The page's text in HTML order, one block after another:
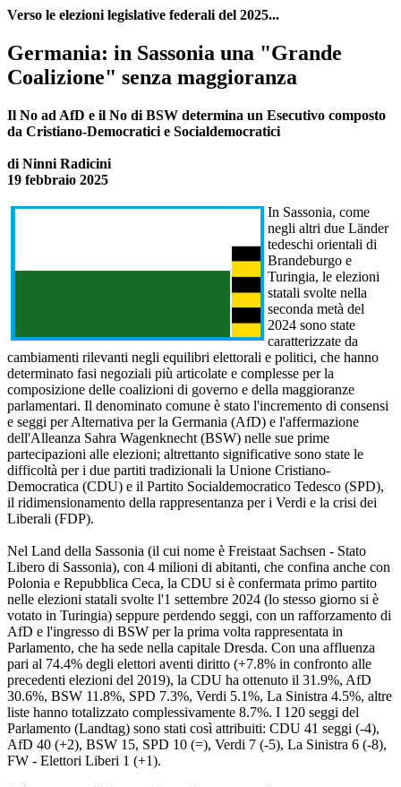
Verso le elezioni legislative federali del 2025...
Germania: in Sassonia una "Grande
Coalizione" senza maggioranza
Il No ad AfD e il No di BSW determina un Esecutivo composto
da Cristiano-Democratici e Socialdemocratici
di Ninni Radicini
19 febbraio 2025
In Sassonia, come
negli altri due Länder
tedeschi orientali di
Brandeburgo e
Turingia, le elezioni
statali svolte nella
seconda metà del
2024 sono state
caratterizzate da
cambiamenti rilevanti negli equilibri elettorali e politici, che hanno
determinato fasi negoziali più articolate e complesse per la
composizione delle coalizioni di governo e della maggioranze
parlamentari. Il denominato comune è stato l'incremento di consensi
e seggi per Alternativa per la Germania (AfD) e l'affermazione
dell'Alleanza Sahra Wagenknecht (BSW) nelle sue prime
partecipazioni alle elezioni; altrettanto significative sono state le
difficoltà per i due partiti tradizionali la Unione Cristiano-
Democratica (CDU) e il Partito Socialdemocratico Tedesco (SPD),
il ridimensionamento della rappresentanza per i Verdi e la crisi dei
Liberali (FDP).
Nel Land della Sassonia (il cui nome è Freistaat Sachsen - Stato
Libero di Sassonia), con 4 milioni di abitanti, che confina anche con
Polonia e Repubblica Ceca, la CDU si è confermata primo partito
nelle elezioni statali svolte l'1 settembre 2024 (lo stesso giorno si è
votato in Turingia) seppure perdendo seggi, con un rafforzamento di
AfD e l'ingresso di BSW per la prima volta rappresentata in
Parlamento, che ha sede nella capitale Dresda. Con una affluenza
pari al 74.4% degli elettori aventi diritto (+7.8% in confronto alle
precedenti elezioni del 2019), la CDU ha ottenuto il 31.9%, AfD
30.6%, BSW 11.8%, SPD 7.3%, Verdi 5.1%, La Sinistra 4.5%, altre
liste hanno totalizzato complessivamente 8.7%. I 120 seggi del
Parlamento (Landtag) sono stati così attribuiti: CDU 41 seggi (-4),
AfD 40 (+2), BSW 15, SPD 10 (=), Verdi 7 (-5), La Sinistra 6 (-8),
FW - Elettori Liberi 1 (+1).